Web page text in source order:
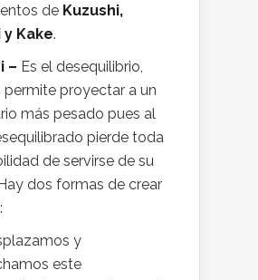
de Kuzushi,
y Kake.
– Es el desequilibrio,
permite proyectar a un
más pesado pues al
pierde toda
de servirse de su
dos formas de crear
y
este